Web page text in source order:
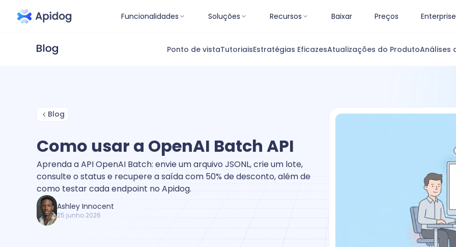
Funcionalidades Soluções Recursos Baixar Preços Enterprise
Ponto de vistaTutoriaisEstratégias EficazesAtualizações do ProdutoAnálises
Blog
Como usar a OpenAI Batch API
Aprenda a API OpenAI Batch: envie um arquivo JSONL, crie um lote,
consulte o status e recupere a saída com 50% de desconto, além de
como testar cada endpoint no Apidog.
Ashley Innocent
25 junho 2026